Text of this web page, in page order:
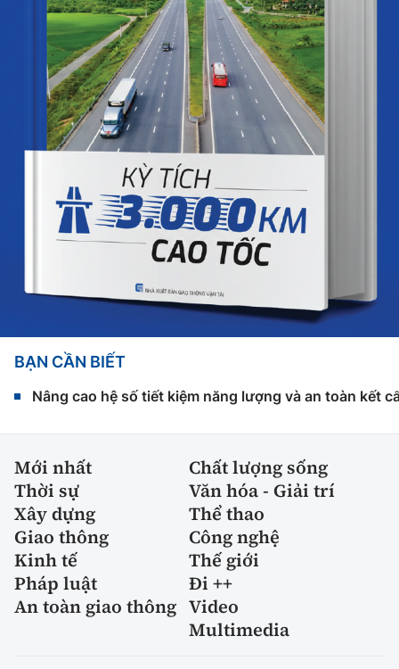
BẠN CẦN BIẾT
Nâng cao hệ số tiết kiệm năng lượng và an toàn kết
Mới nhất
Chất lượng sống
Thời sự
Văn hóa - Giải trí
Xây dựng
Thể thao
Giao thông
Công nghệ
Kinh tế
Thế giới
Pháp luật
Đi ++
An toàn giao thông Video
Multimedia